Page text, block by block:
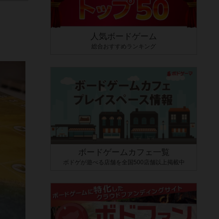
人気ボードゲーム
総合おすすめランキング
ボードゲームカフェ一覧
ボドゲが遊べる店舗を全国500店舗以上掲載中